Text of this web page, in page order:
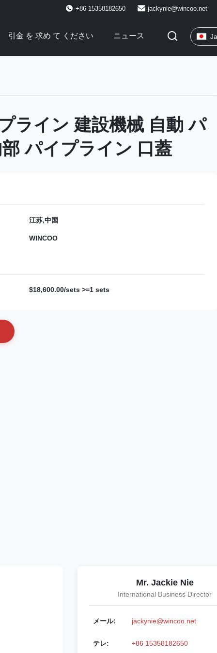
+86 15358182650 jackynie@wincoo.net
引金 を 求め て ください ニュース
ライン 建設機械 自動 パ
パイプライン 口蓋
江苏,中国
WINCOO
$18,600.00/sets >=1 sets
Mr. Jackie Nie
International Business Director
メール: jackynie@wincoo.net
テレ: +86 15358182650